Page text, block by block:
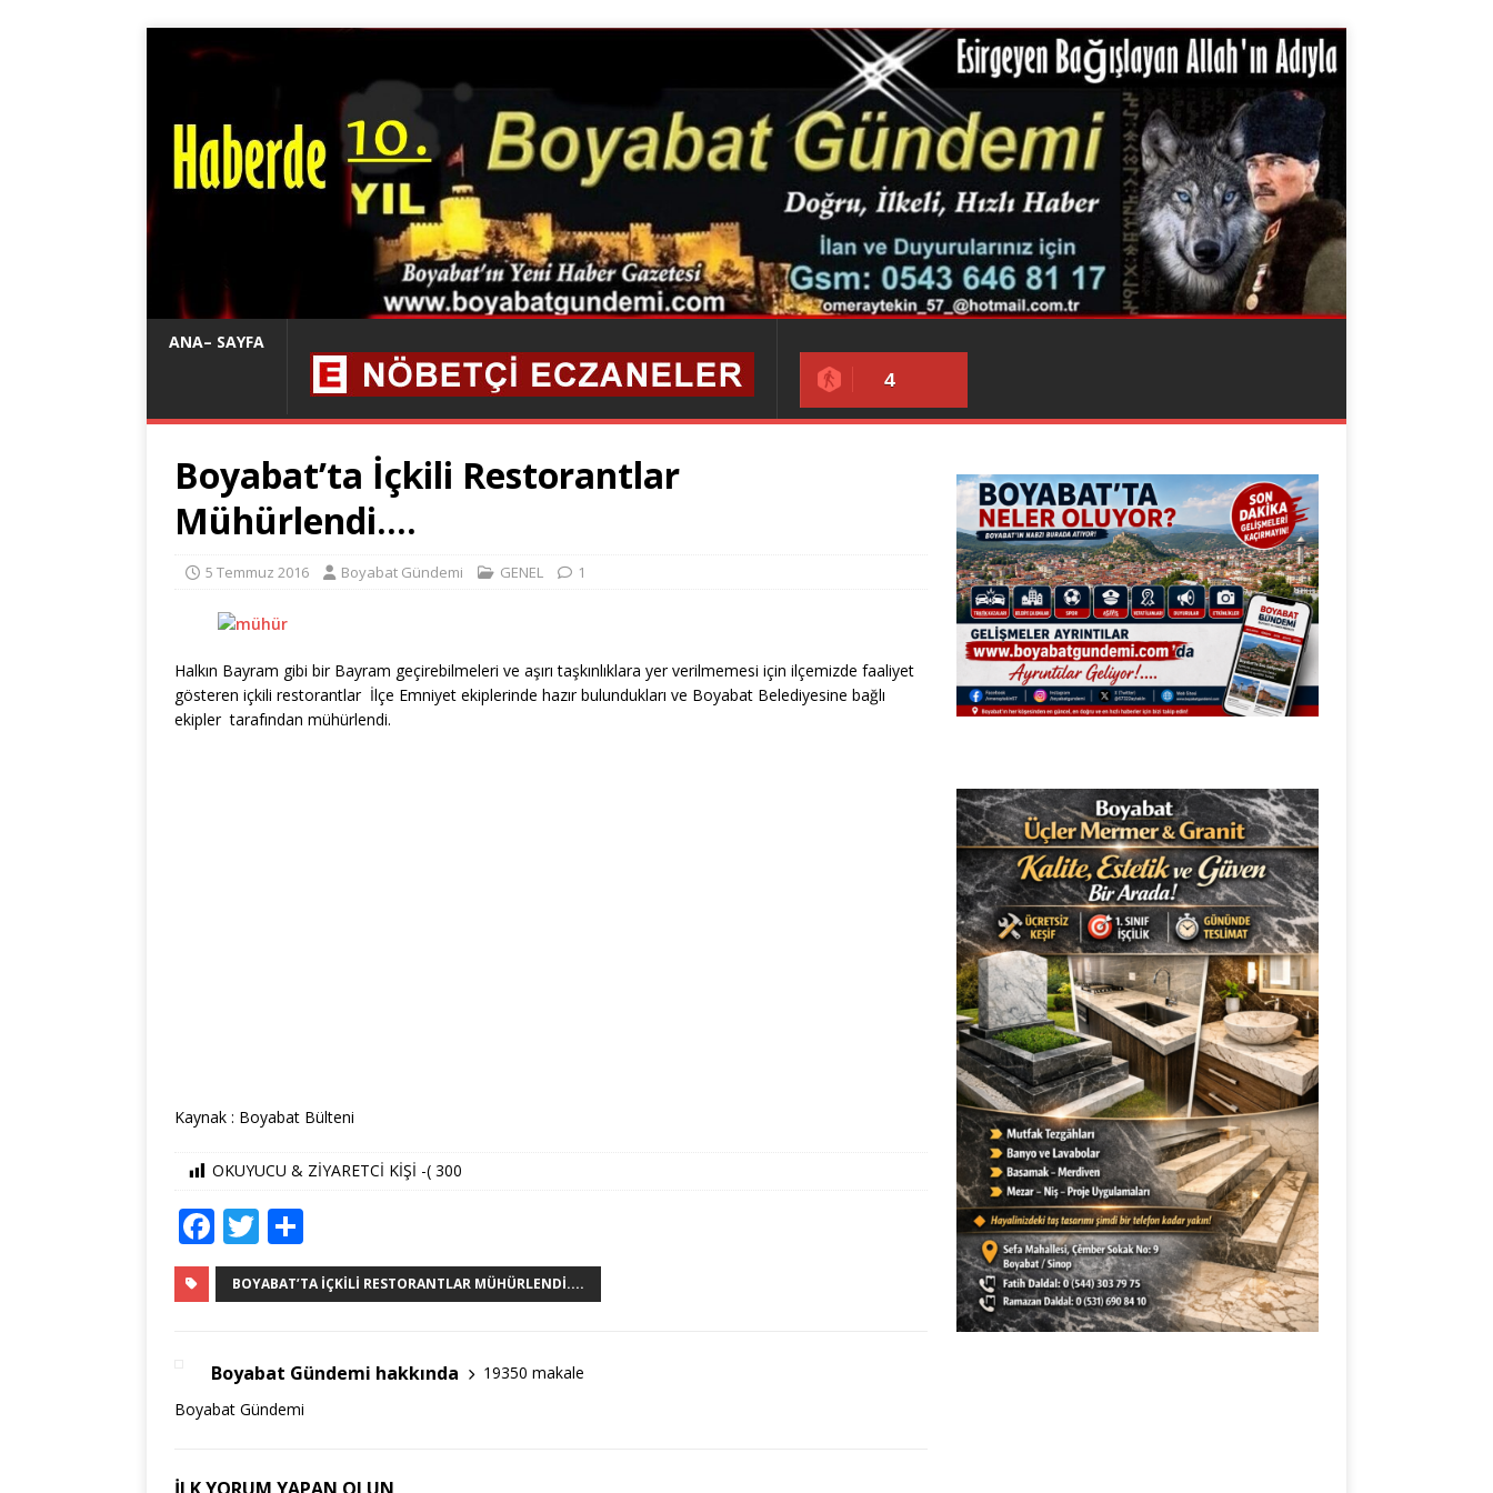
ANA– SAYFA
4
Boyabat’ta İçkili Restorantlar
Mühürlendi….
5 Temmuz 2016 Boyabat Gündemi GENEL 1
Halkın Bayram gibi bir Bayram geçirebilmeleri ve aşırı taşkınlıklara yer verilmemesi için ilçemizde faaliyet
gösteren içkili restorantlar İlçe Emniyet ekiplerinde hazır bulundukları ve Boyabat Belediyesine bağlı
ekipler tarafından mühürlendi.
Kaynak : Boyabat Bülteni
OKUYUCU & ZİYARETCİ KİŞİ -( 300
F
a
c
b
o
k
T
w
it
r
h
ar
BOYABAT’TA İÇKILI RESTORANTLAR MÜHÜRLENDI....
Boyabat Gündemi hakkında
19350 makale
Boyabat Gündemi
İLK YORUM YAPAN OLUN